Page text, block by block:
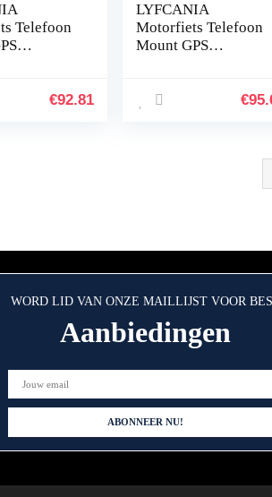
Telefoon
€92.81
LYFCANIA
Motorfiets Telefoon
Mount GPS
Houder compatible
€
WORD LID VAN ONZE MAILLIJST VOOR
Aanbiedingen